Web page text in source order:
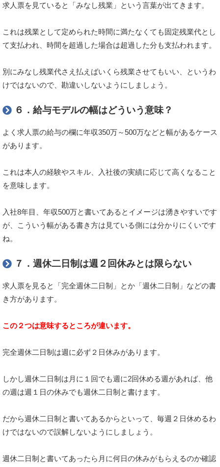
求人票を見ていると「みなし残業」という言葉が出てきます。
これは残業として定められた時間に満たなくても固定残業代とし
て支払われ、時間を超過した場合は超過した分も支払われます。
別にみなし残業代さえ払えばいくら残業させてもいい、というわ
けではないので、勘違いしないようにしましょう。
６．給与モデルの幅はどういう意味？
よく求人票の給与の欄に年収350万～500万などと幅があるケース
があります。
これは本人の経験やスキル、入社後の実績に応じて高くなること
を意味します。
入社8年目、年収500万と書いてあるとイメージは湧きやすいです
が、こういう幅がある書き方は見ている側には分かりにくいです
ね。
７．週休二日制は週２回休みとは限らない
求人票を見ると「完全週休二日制」とか「週休二日制」などの書
き方があります。
この２つは意味するところが違います。
完全週休二日制は週に必ず２日休みがあります。
しかし週休二日制は月に１回でも週に2回休める週があれば、他
の週は週１日の休みでも週休二日制と書けます。
だから週休二日制と書いてあるからといって、毎週２日休めるわ
けではないので誤解しないようにしましょう。
週休二日制と書いてあったら月に何日の休みがもらえるのか確認